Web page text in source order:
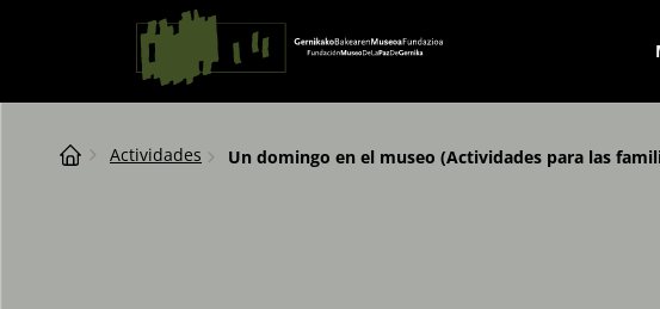
Saltar al contingut
Navegación principal
Breadcrumb
Actividades Un domingo en el museo (Actividades para las